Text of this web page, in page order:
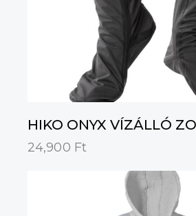
HIKO ONYX VÍZÁLLÓ
24,900 Ft